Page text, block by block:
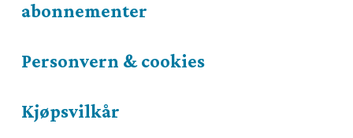
abonnementer
Personvern & cookies
Kjøpsvilkår